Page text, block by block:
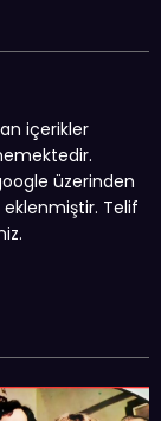
içerikler
üzerinden
Telif